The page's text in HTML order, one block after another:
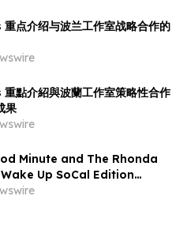
点介绍与波兰工作室战略合作的
點介紹與波蘭工作室策略性合作
果
Minute and The Rhonda
Up SoCal Edition
Marie Diamond and